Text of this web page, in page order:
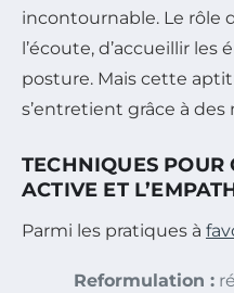
incontournable. Le rôle
l’écoute, d’accueillir les
posture. Mais cette
s’entretient grâce à
TECHNIQUES POUR
ACTIVE ET
Parmi les pratiques à
Reformulation :